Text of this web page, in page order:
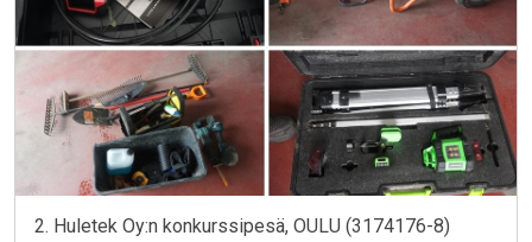
2. Huletek Oy:n konkurssipesä, OULU (3174176-8)